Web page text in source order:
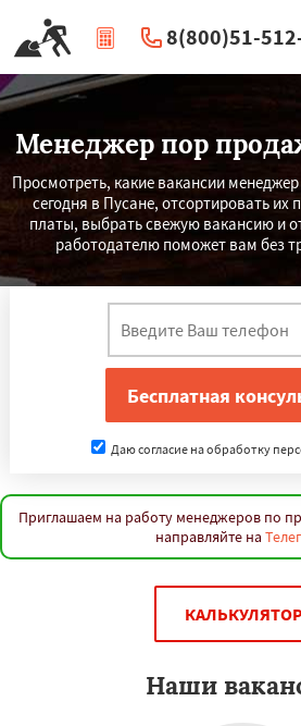
8(800)51-
| Перезвоните
Менеджер пор
Просмотреть, какие вакансии
сегодня в Пусане, отсортировать их
платы, выбрать свежую вакансию и
работодателю поможет вам без
Даю согласие на обработку
Приглашаем на работу менеджеров по
направляйте на
КАЛЬКУЛЯТОР
Наши